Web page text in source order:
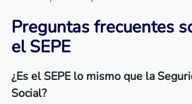
Preguntas frecuentes
el SEPE
¿Es el SEPE lo mismo que la
Social?